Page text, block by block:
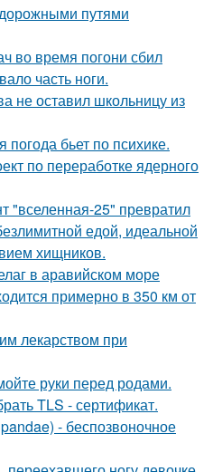
путями
во время погони сбил
часть ноги.
не оставил школьницу из
бьет по психике.
по переработке ядерного
"вселенная-25" превратил
едой, идеальной
хищников.
в аравийском море
примерно в 350 км от
лекарством при
руки перед родами.
TLS - сертификат.
- беспозвоночное